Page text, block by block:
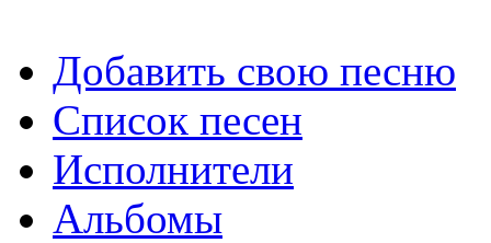
Добавить свою песню
Список песен
Исполнители
Альбомы